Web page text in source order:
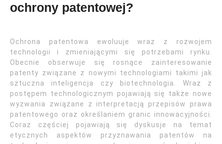
ochrony patentowej?
Ochrona patentowa ewoluuje wraz z rozwojem
technologii i zmieniającymi się potrzebami rynku.
Obecnie obserwuje się rosnące zainteresowanie
patenty związane z nowymi technologiami takimi jak
sztuczna inteligencja czy biotechnologia. Wraz z
postępem technologicznym pojawiają się także nowe
wyzwania związane z interpretacją przepisów prawa
patentowego oraz określaniem granic innowacyjności.
Coraz częściej pojawiają się dyskusje na temat
etycznych aspektów przyznawania patentów na